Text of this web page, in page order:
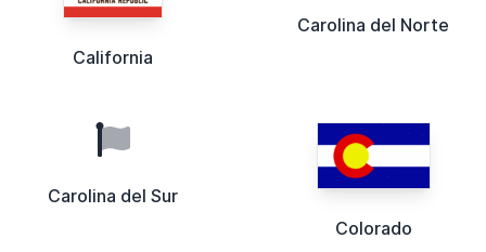
California
Carolina del Norte
Carolina del Sur
Colorado